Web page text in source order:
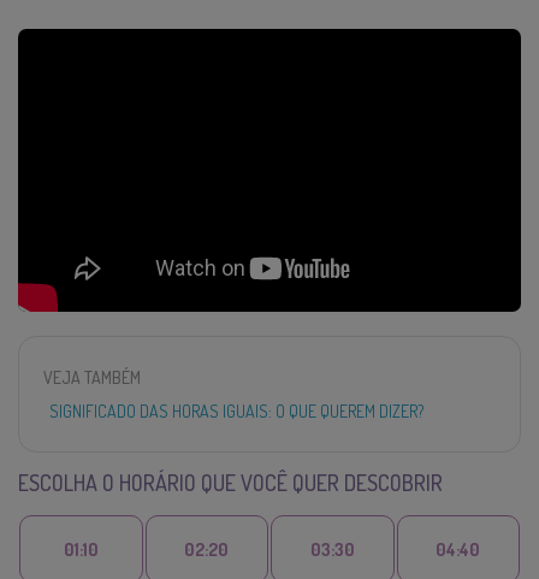
VEJA TAMBÉM
SIGNIFICADO DAS HORAS IGUAIS: O QUE QUEREM DIZER?
ESCOLHA O HORÁRIO QUE VOCÊ QUER DESCOBRIR
01:10 02:20 03:30 04:40